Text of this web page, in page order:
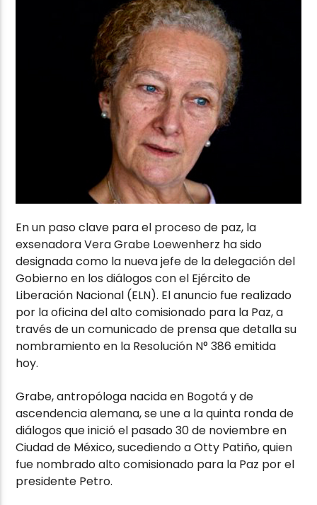
En un paso clave para el proceso de paz, la
exsenadora Vera Grabe Loewenherz ha sido
designada como la nueva jefe de la delegación del
Gobierno en los diálogos con el Ejército de
Liberación Nacional (ELN). El anuncio fue realizado
por la oficina del alto comisionado para la Paz, a
través de un comunicado de prensa que detalla su
nombramiento en la Resolución N° 386 emitida
hoy.
Grabe, antropóloga nacida en Bogotá y de
ascendencia alemana, se une a la quinta ronda de
diálogos que inició el pasado 30 de noviembre en
Ciudad de México, sucediendo a Otty Patiño, quien
fue nombrado alto comisionado para la Paz por el
presidente Petro.